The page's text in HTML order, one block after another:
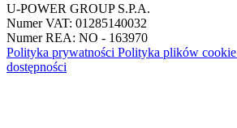
Polityka prywatności Polityka plików cookie
dostępności
U-POWER GROUP S.P.A.
Numer VAT: 01285140032
Numer REA: NO - 163970